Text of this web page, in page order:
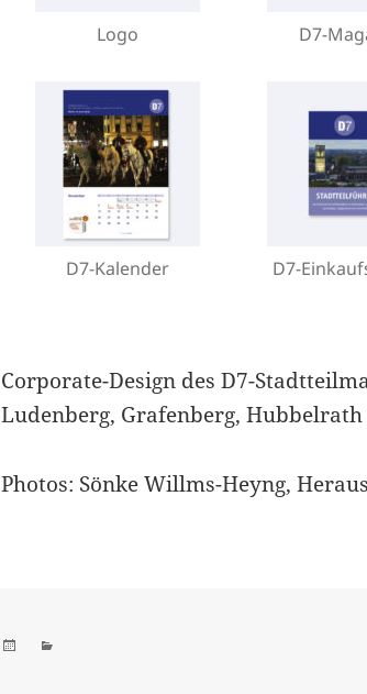
Logo D7-
D7-Kalender D7-
Corporate-Design des D7-
Ludenberg, Grafenberg,
Photos: Sönke Willms-Heyng,
Veröffentlicht